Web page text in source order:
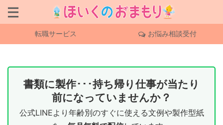
転職サービス お悩み相談受付
書類に製作･･･持ち帰り仕事が当たり
前になっていませんか？
公式LINEより年齢別のすぐに使える文例や製作型紙